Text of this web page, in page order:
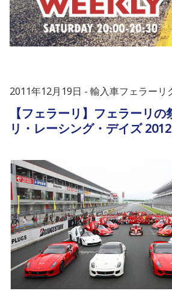
2011年12月19日 輸入車フェラーリ
【フェラーリ】フェラーリ
リ・レーシング・デイズ 2012